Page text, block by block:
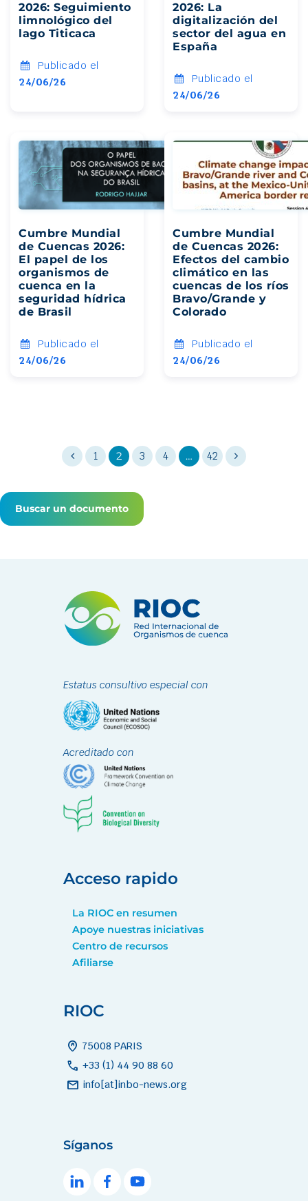
2026: Seguimiento
limnológico del
lago Titicaca
Publicado el
24/06/26
2026: La
digitalización del
sector del agua en
España
Publicado el
24/06/26
Cumbre Mundial
de Cuencas 2026:
El papel de los
organismos de
cuenca en la
seguridad hídrica
de Brasil
Publicado el
24/06/26
Cumbre Mundial
de Cuencas 2026:
Efectos del cambio
climático en las
cuencas de los ríos
Bravo/Grande y
Colorado
Publicado el
24/06/26
1 2 3 4 … 42
Buscar un documento
Estatus consultivo especial con
Acreditado con
Acceso rapido
La RIOC en resumen
Apoye nuestras iniciativas
Centro de recursos
Afiliarse
RIOC
home_pin 75008 PARIS
call +33 (1) 44 90 88 60
mail info[at]inbo-news.org
Síganos